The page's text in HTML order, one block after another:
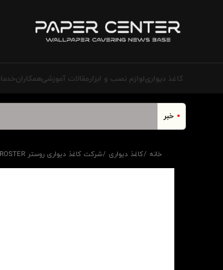
کاغذ دیواریلوازم نصب و ابزارمقالات آموزشیهمکاران
خبر
خانه کاغذ دیواری شرکت کاغذ دیواری روستر ROSTER